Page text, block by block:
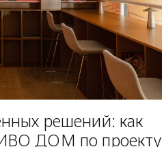
решений: как
ДОМ по проекту